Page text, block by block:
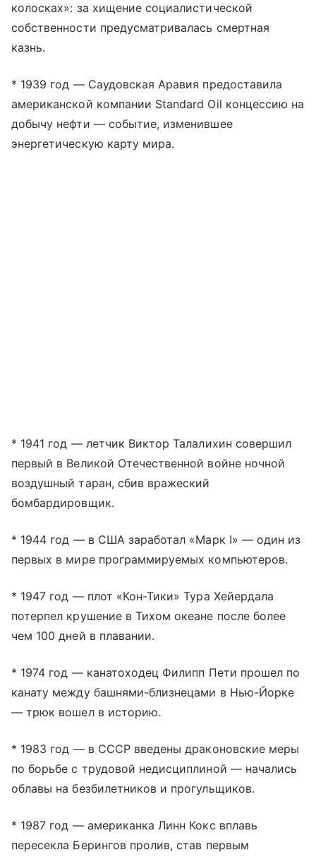
колосках»: за хищение социалистической
собственности предусматривалась смертная
казнь.
* 1939 год — Саудовская Аравия предоставила
американской компании Standard Oil концессию на
добычу нефти — событие, изменившее
энергетическую карту мира.
* 1941 год — летчик Виктор Талалихин совершил
первый в Великой Отечественной войне ночной
воздушный таран, сбив вражеский
бомбардировщик.
* 1944 год — в США заработал «Марк I» — один из
первых в мире программируемых компьютеров.
* 1947 год — плот «Кон-Тики» Тура Хейердала
потерпел крушение в Тихом океане после более
чем 100 дней в плавании.
* 1974 год — канатоходец Филипп Пети прошел по
канату между башнями-близнецами в Нью-Йорке
— трюк вошел в историю.
* 1983 год — в СССР введены драконовские меры
по борьбе с трудовой недисциплиной — начались
облавы на безбилетников и прогульщиков.
* 1987 год — американка Линн Кокс вплавь
пересекла Берингов пролив, став первым